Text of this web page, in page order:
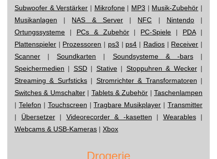
Subwoofer & Verstärker | Mikrofone| MP3 | Musik-Zubehör |
Musikanlagen | NAS & Server| NFC | Nintendo|
Ortungssysteme | PCs & Zubehör| PC-Spiele | PDA|
Plattenspieler | Prozessoren | ps3 | ps4 | Radios| Receiver |
Scanner |Soundkarten | Soundsysteme & -bars|
Speichermedien | SSD| Stative| Stoppuhren & Wecker|
Streaming & Surfsticks| Stromrichter & Transformatoren |
Switches & Umschalter| Tablets & Zubehör | Taschenlampen
| Telefon | Touchscreen |Tragbare Musikplayer | Transmitter
| Übersetzer| Videorecorder & -kasetten | Wearables|
Webcams & USB-Kameras | Xbox
Drogerie